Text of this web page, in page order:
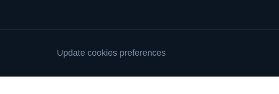
Update cookies preferences